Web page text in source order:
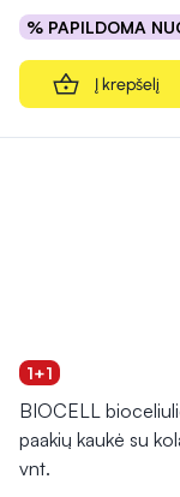
% PAPILDOMA
Į krepšelį
1+1
BIOCELL
paakių kaukė su
vnt.